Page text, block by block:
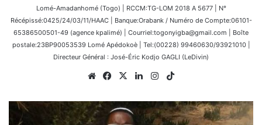
Lomé-Amadanhomé (Togo) | RCCM:TG-LOM 2018 A 5677 | N°
Récépissé:0425/24/03/11/HAAC | Banque:Orabank / Numéro de Compte:06101-
65386500501-49 (agence kpalimé) | Courriel:togonyigba@gmail.com | Boîte
postale:23BP90053539 Lomé Apédokoè | Tel:(00228) 99460630/93921010 |
Directeur Général : José-Éric Kodjo GAGLI (LeDivin)
WebsiteFacebook
X LinkedinInstagram